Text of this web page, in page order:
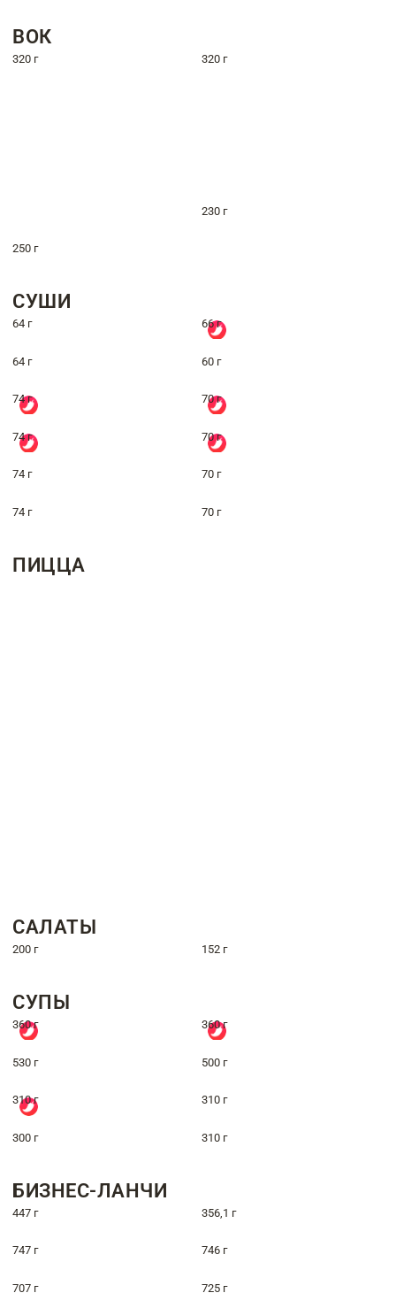
ВОК
320 г 320 г
230 г
250 г
СУШИ
64 г 66 г
64 г 60 г
74 г 70 г
74 г 70 г
74 г 70 г
74 г 70 г
ПИЦЦА
САЛАТЫ
200 г 152 г
СУПЫ
360 г 360 г
530 г 500 г
310 г 310 г
300 г 310 г
БИЗНЕС-ЛАНЧИ
447 г 356,1 г
747 г 746 г
707 г 725 г